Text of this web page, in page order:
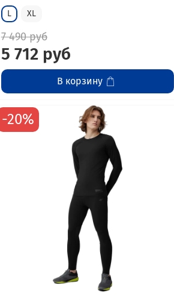
L XL
7 490 руб
5 712 руб
В корзину
-20%